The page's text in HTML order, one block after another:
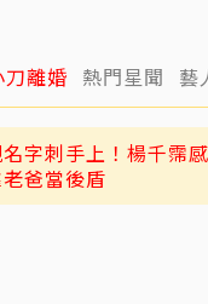
離婚 熱門星聞 藝
字刺手上！楊千霈
爸當後盾